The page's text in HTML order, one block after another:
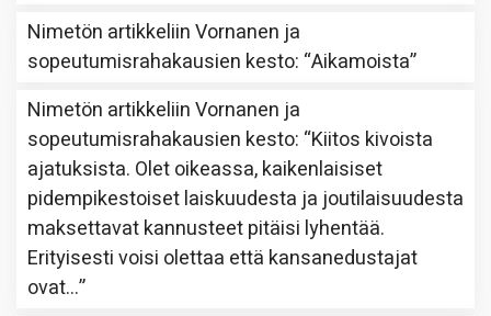
Nimetön artikkeliinVornanen ja
sopeutumisrahakausien kesto: “Aikamoista”
Nimetön artikkeliinVornanen ja
sopeutumisrahakausien kesto: “Kiitos kivoista
ajatuksista. Olet oikeassa, kaikenlaisiset
pidempikestoiset laiskuudesta ja joutilaisuudesta
maksettavat kannusteet pitäisi lyhentää.
Erityisesti voisi olettaa että kansanedustajat
ovat…”